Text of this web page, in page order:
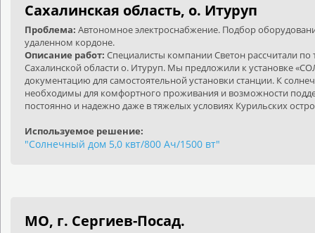
Сахалинская область, о. Итуруп
Проблема: Автономное электроснабжение. Подбор
удаленном кордоне.
Описание работ: Специалисты компании Светон рассчитали
Сахалинской области о. Итуруп. Мы предложили к установке
документацию для самостоятельной установки станции. К
необходимы для комфортного проживания и возможности
постоянно и надежно даже в тяжелых условиях Курильских
Используемое решение:
"Солнечный дом 5,0 квт/800 Ач/1500 вт"
МО, г. Сергиев-Посад.